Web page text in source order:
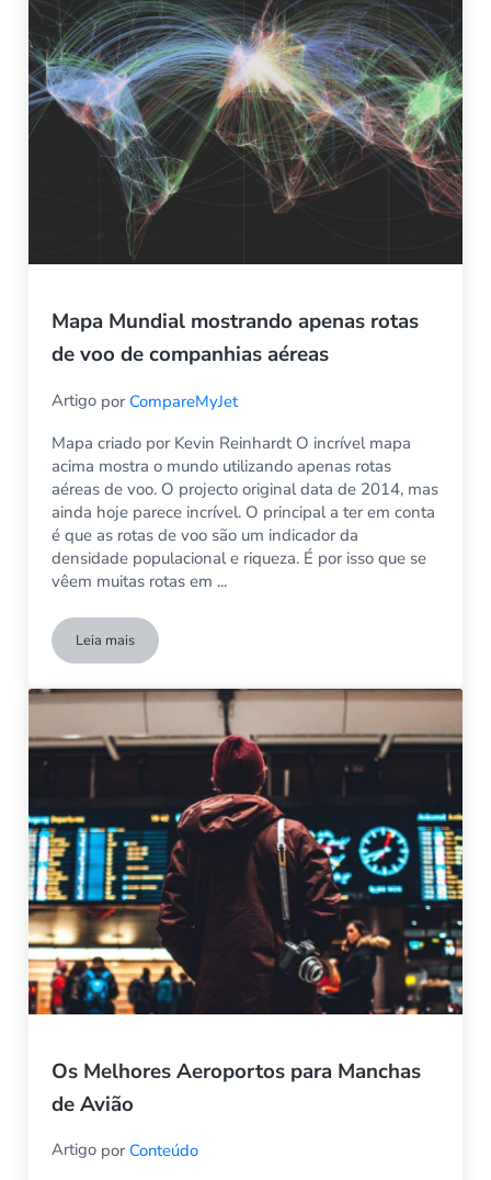
Mapa Mundial mostrando apenas rotas
de voo de companhias aéreas
Artigo por CompareMyJet
Mapa criado por Kevin Reinhardt O incrível mapa
acima mostra o mundo utilizando apenas rotas
aéreas de voo. O projecto original data de 2014, mas
ainda hoje parece incrível. O principal a ter em conta
é que as rotas de voo são um indicador da
densidade populacional e riqueza. É por isso que se
vêem muitas rotas em ...
Leia maisMapa Mundial mostrando apenas rotas de voo de
Os Melhores Aeroportos para Manchas
de Avião
Artigo por Conteúdo